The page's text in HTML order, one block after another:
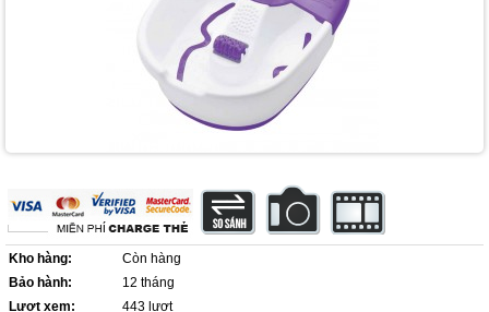
Kho hàng:
Còn hàng
Bảo hành:
12 tháng
Lượt xem:
443 lượt